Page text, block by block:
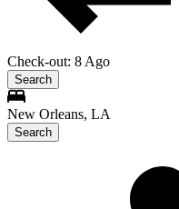
Check-out: 8 Ago
Search
New Orleans, LA
Search